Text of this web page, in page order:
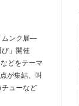
ムンク展―
」開催
どをテーマ
が集結、叫
ューなど